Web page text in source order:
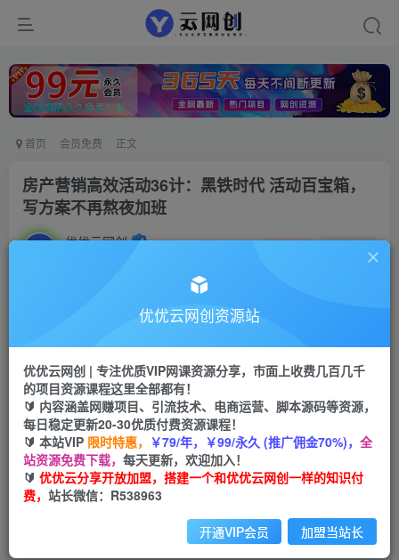
首页 会员免费 正文
房产营销高效活动36计：黑铁时代 活动百宝箱，
写方案不再熬夜加班
优优云网创 私信
云币9.9云币99
会员免费
立即购买
您当前未登录！建议登陆后购买，可保存购买订单
优优云网创资源站
优优云网创 | 专注优质VIP网课资源分享，市面上收费几百几千
的项目资源课程这里全部都有！
🔰 内容涵盖网赚项目、引流技术、电商运营、脚本源码等资源，
每日稳定更新20-30优质付费资源课程！
🔰 本站VIP 限时特惠， ￥79/年，￥99/永久 (推广佣金70%)， 全
站资源免费下载， 每天更新，欢迎加入！
🔰 优优云分享开放加盟，搭建一个和优优云网创一样的知识付
费， 站长微信：R538963
开通VIP会员 加盟当站长